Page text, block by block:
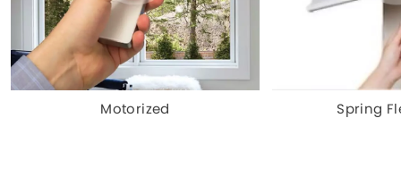
Motorized Spring